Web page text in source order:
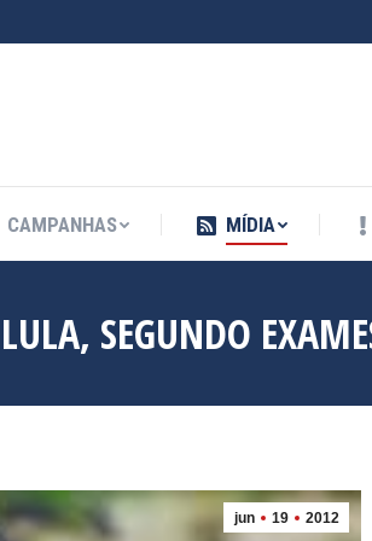
CAMPANHAS MÍDIA
SEGUNDO
jun 19 2012
CAMPANHAS MÍDIA